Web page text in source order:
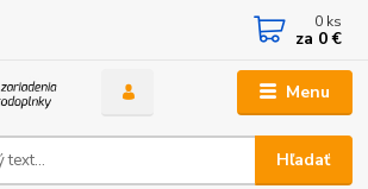
Menu
Hľadať
0 ks
za 0 €